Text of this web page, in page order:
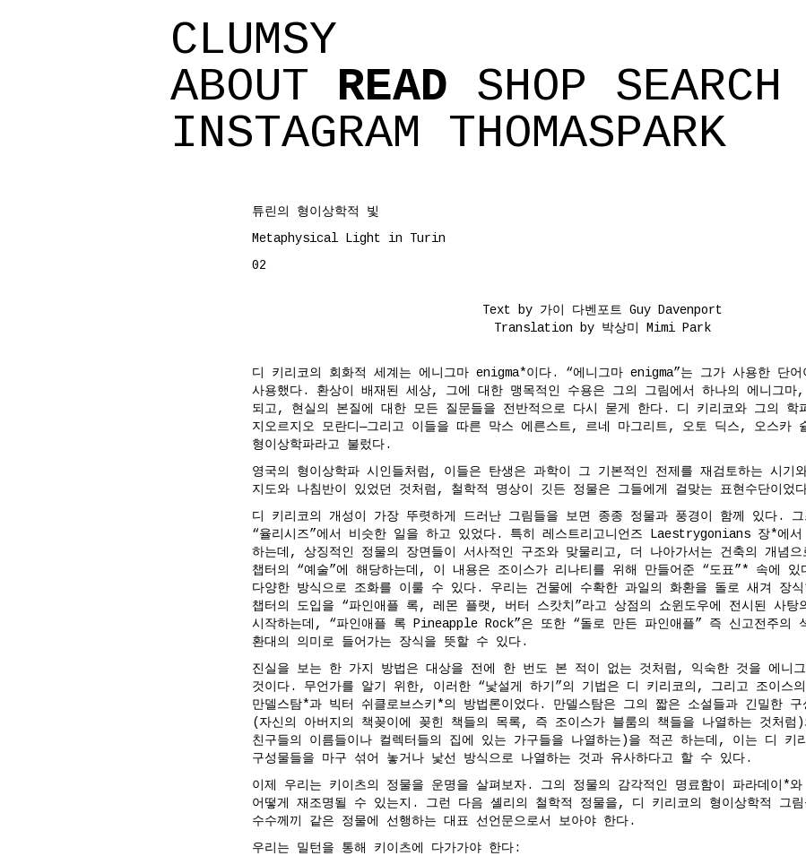
CLUMSY
ABOUT
READ SHOP SEARCH
INSTAGRAM
THOMASPARK
튜린의 형이상학적 빛
Metaphysical Light in Turin
02
Text by 가이 다벤포트 Guy Davenport
Translation by 박상미 Mimi Park
디 키리코의 회화적 세계는 에니그마 enigma*이다. “에니그마 enigma”는 그가 사용한 단
사용했다. 환상이 배재된 세상, 그에 대한 맹목적인 수용은 그의 그림에서 하나의 에니그
되고, 현실의 본질에 대한 모든 질문들을 전반적으로 다시 묻게 한다. 디 키리코와 그의 학
지오르지오 모란디—그리고 이들을 따른 막스 에른스트, 르네 마그리트, 오토 딕스, 오스카
형이상학파라고 불렀다.
영국의 형이상학파 시인들처럼, 이들은 탄생은 과학이 그 기본적인 전제를 재검토하는 시기
지도와 나침반이 있었던 것처럼, 철학적 명상이 깃든 정물은 그들에게 걸맞는 표현수단이었
디 키리코의 개성이 가장 뚜렷하게 드러난 그림들을 보면 종종 정물과 풍경이 함께 있다. 그
“율리시즈”에서 비슷한 일을 하고 있었다. 특히 레스트리고니언즈 Laestrygonians 장*에서
하는데, 상징적인 정물의 장면들이 서사적인 구조와 맞물리고, 더 나아가서는 건축의 개념으
챕터의 “예술”에 해당하는데, 이 내용은 조이스가 리나티를 위해 만들어준 “도표”* 속에 있
다양한 방식으로 조화를 이룰 수 있다. 우리는 건물에 수확한 과일의 화환을 돌로 새겨 장식
챕터의 도입을 “파인애플 록, 레몬 플랫, 버터 스캇치”라고 상점의 쇼윈도우에 전시된 사탕
시작하는데, “파인애플 록 Pineapple Rock”은 또한 “돌로 만든 파인애플” 즉 신고전주의
환대의 의미로 들어가는 장식을 뜻할 수 있다.
진실을 보는 한 가지 방법은 대상을 전에 한 번도 본 적이 없는 것처럼, 익숙한 것을 에니
것이다. 무언가를 알기 위한, 이러한 “낯설게 하기”의 기법은 디 키리코의, 그리고 조이스
만델스탐*과 빅터 쉬클로브스키*의 방법론이었다. 만델스탐은 그의 짧은 소설들과 긴밀한 구
(자신의 아버지의 책꽂이에 꽂힌 책들의 목록, 즉 조이스가 블룸의 책들을 나열하는 것처럼
친구들의 이름들이나 컬렉터들의 집에 있는 가구들을 나열하는)을 적곤 하는데, 이는 디 키
구성물들을 마구 섞어 놓거나 낯선 방식으로 나열하는 것과 유사하다고 할 수 있다.
이제 우리는 키이츠의 정물을 운명을 살펴보자. 그의 정물의 감각적인 명료함이 파라데이*와
어떻게 재조명될 수 있는지. 그런 다음 셸리의 철학적 정물을, 디 키리코의 형이상학적 그
수수께끼 같은 정물에 선행하는 대표 선언문으로서 보아야 한다.
우리는 밀턴을 통해 키이츠에 다가가야 한다: